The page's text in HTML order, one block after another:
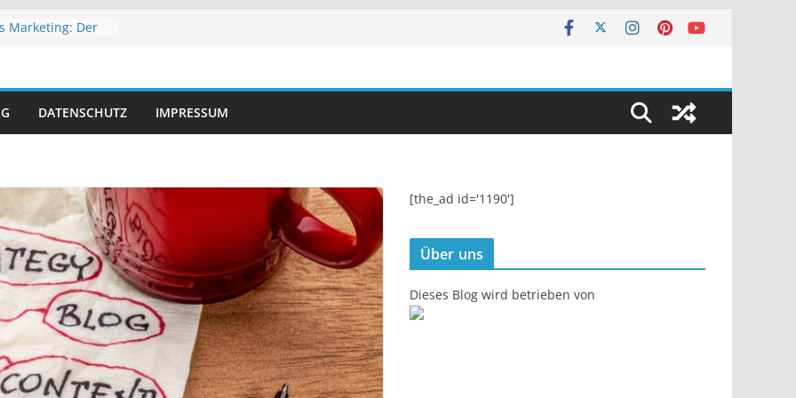
Marketing: Der
DATENSCHUTZ IMPRESSUM
[the_ad id='1190']
Über uns
Dieses Blog wird betrieben von